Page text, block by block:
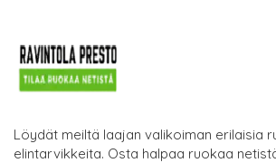
Löydät meiltä laajan valikoiman erilaisia
elintarvikkeita. Osta halpaa ruokaa